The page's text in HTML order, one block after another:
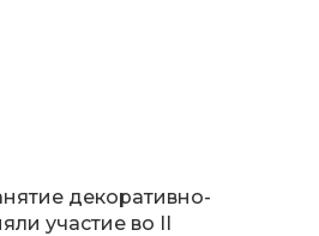
декоративно-
участие во II